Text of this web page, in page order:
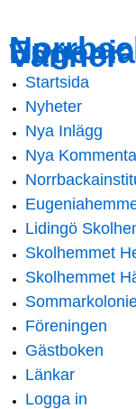
main
content
navigation
Vänner
Main menu
Startsida
Nyheter
Nya Inlägg
Nya
Lidingö
Skolhemmet
Skolhemmet
Föreningen
Gästboken
Länkar
Logga in